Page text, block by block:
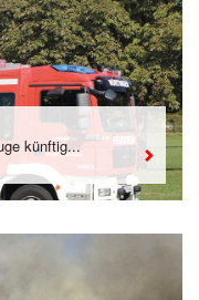
künftig...